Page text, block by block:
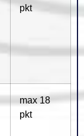
pkt
max 18
pkt